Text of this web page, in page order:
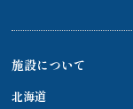
施設について
北海道